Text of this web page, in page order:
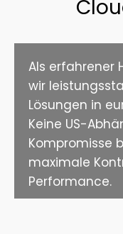
Als erfahrener
wir
Lösungen in
Keine US-
Kompromisse
maximale
Performance.